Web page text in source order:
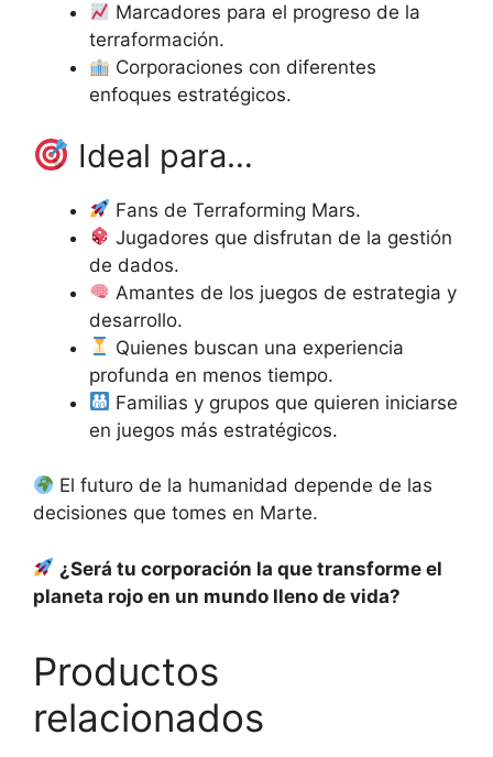
Marcadores para el progreso de la
terraformación.
Corporaciones con diferentes
enfoques estratégicos.
Ideal para…
Fans de Terraforming Mars.
Jugadores que disfrutan de la gestión
de dados.
Amantes de los juegos de estrategia y
desarrollo.
Quienes buscan una experiencia
profunda en menos tiempo.
Familias y grupos que quieren iniciarse
en juegos más estratégicos.
El futuro de la humanidad depende de las
decisiones que tomes en Marte.
¿Será tu corporación la que transforme el
planeta rojo en un mundo lleno de vida?
Productos
relacionados